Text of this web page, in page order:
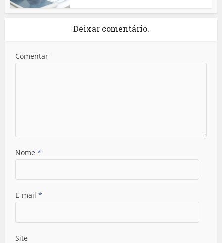
Deixar comentário.
Comentar
Nome*
E-mail*
Site